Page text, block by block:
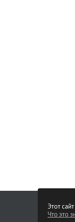
Этот
Что это